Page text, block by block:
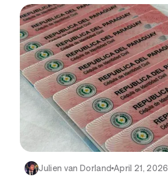
Julien van Dorland April 21, 2026